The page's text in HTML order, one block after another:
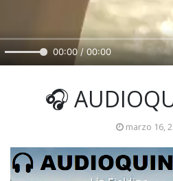
00:00 / 00:00
🎧
marzo 16,